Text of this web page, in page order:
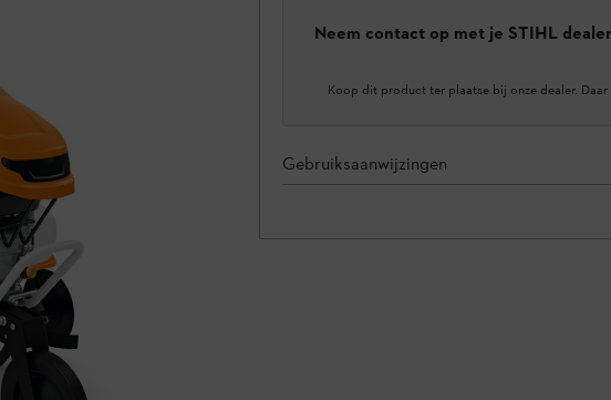
Neem contact op met je STIHL dealer
Koop dit product ter plaatse bij onze dealer.
Gebruiksaanwijzingen